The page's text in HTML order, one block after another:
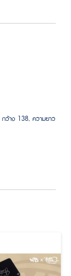
ว้าง 138, ความยาว